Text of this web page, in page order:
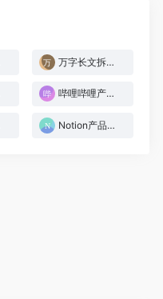
万字长文拆解Notion
哔哩哔哩产品分析报告
Notion产品体验分析